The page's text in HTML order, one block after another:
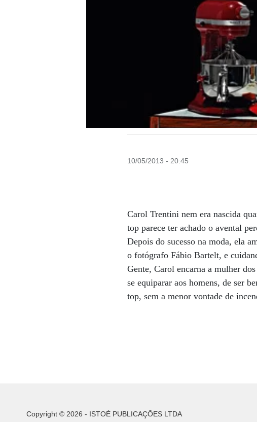
10/05/2013 - 20:45
Carol Trentini nem era nascida
top parece ter achado o avental
Depois do sucesso na moda, ela
o fotógrafo Fábio Bartelt, e
Gente, Carol encarna a mulher
se equiparar aos homens, de ser
top, sem a menor vontade de
Copyright © 2026 - ISTOÉ PUBLICAÇÕES LTDA